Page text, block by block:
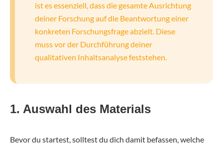
ist es essenziell, dass die gesamte Ausrichtung
deiner Forschung auf die Beantwortung einer
konkreten Forschungsfrage abzielt. Diese
muss vor der Durchführung deiner
qualitativen Inhaltsanalyse feststehen.
1. Auswahl des Materials
Bevor du startest, solltest du dich damit befassen, welche